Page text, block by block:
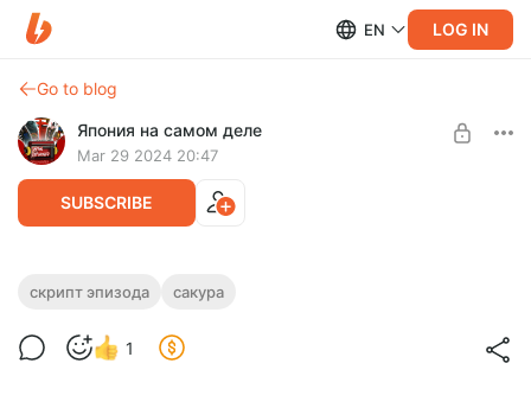
EN LOG IN
Go to blog
Япония на самом деле
Mar 29 2024 20:47
SUBSCRIBE
Сакура на самом деле. Скрипт
скрипт эпизода сакура
1